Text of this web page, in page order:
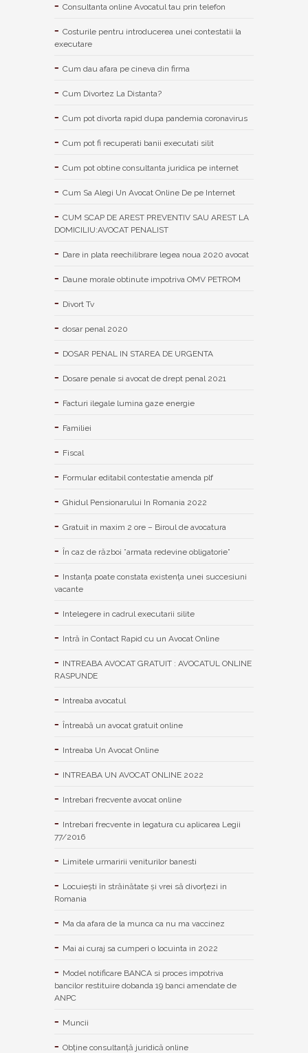
Consultanta online Avocatul tau prin telefon
Costurile pentru introducerea unei contestatii la
executare
Cum dau afara pe cineva din firma
Cum Divortez La Distanta?
Cum pot divorta rapid dupa pandemia coronavirus
Cum pot fi recuperati banii executati silit
Cum pot obtine consultanta juridica pe internet
Cum Sa Alegi Un Avocat Online De pe Internet
CUM SCAP DE AREST PREVENTIV SAU AREST LA
DOMICILIU:AVOCAT PENALIST
Dare in plata reechilibrare legea noua 2020 avocat
Daune morale obtinute impotriva OMV PETROM
Divort Tv
dosar penal 2020
DOSAR PENAL IN STAREA DE URGENTA
Dosare penale si avocat de drept penal 2021
Facturi ilegale lumina gaze energie
Familiei
Fiscal
Formular editabil contestatie amenda plf
Ghidul Pensionarului In Romania 2022
Gratuit in maxim 2 ore – Biroul de avocatura
În caz de război ”armata redevine obligatorie”
Instanța poate constata existenţa unei succesiuni
vacante
Intelegere in cadrul executarii silite
Intră în Contact Rapid cu un Avocat Online
INTREABA AVOCAT GRATUIT : AVOCATUL ONLINE
RASPUNDE
Intreaba avocatul
Întreabă un avocat gratuit online
Intreaba Un Avocat Online
INTREABA UN AVOCAT ONLINE 2022
Intrebari frecvente avocat online
Intrebari frecvente in legatura cu aplicarea Legii
77/2016
Limitele urmaririi veniturilor banesti
Locuiești în străinătate și vrei să divorțezi in
Romania
Ma da afara de la munca ca nu ma vaccinez
Mai ai curaj sa cumperi o locuinta in 2022
Model notificare BANCA si proces impotriva
bancilor restituire dobanda 19 banci amendate de
ANPC
Muncii
Obține consultanță juridică online